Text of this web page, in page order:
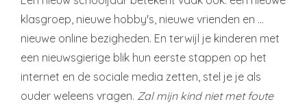
klasgroep, nieuwe hobby's, nieuwe vrienden en …
nieuwe online bezigheden. En terwijl je kinderen met
een nieuwsgierige blik hun eerste stappen op het
internet en de sociale media zetten, stel je je als
ouder weleens vragen. Zal mijn kind niet met foute